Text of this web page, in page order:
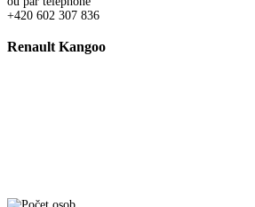
+420 602 307 836
Renault Kangoo